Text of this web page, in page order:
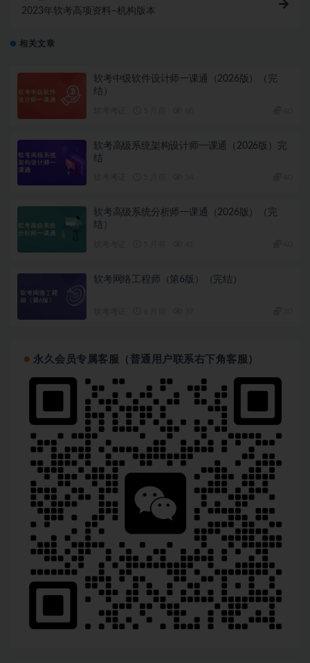
2023年软考高项资料–机构版本
相关文章
软考中级软件设计师一课通（2026版）（完
结）
软考高级系统架构设计师一课通（2026版）完
结
软考高级系统分析师一课通（2026版）（完
结）
软考网络工程师（第6版）（完结）
永久会员专属客服（普通用户联系右下角客服）